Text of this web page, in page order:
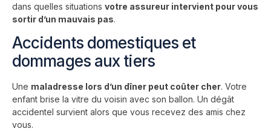
dans quelles situations votre assureur intervient pour vous
sortir d’un mauvais pas.
Accidents domestiques et
dommages aux tiers
Une maladresse lors d’un dîner peut coûter cher. Votre
enfant brise la vitre du voisin avec son ballon. Un dégât
accidentel survient alors que vous recevez des amis chez
vous.